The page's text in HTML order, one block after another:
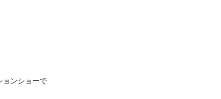
ョンショーで